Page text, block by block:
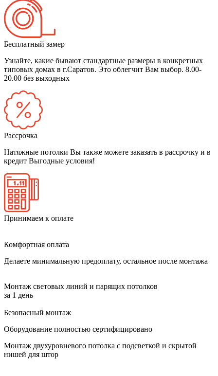
Бесплатный замер
Узнайте, какие бывают стандартные размеры в конкретных
типовых домах в г.Саратов. Это облегчит Вам выбор. 8.00-
20.00 без выходных
Рассрочка
Натяжные потолки Вы также можете заказать в рассрочку и в
кредит Выгодные условия!
Принимаем к оплате
Комфортная оплата
Делаете минимальную предоплату, остальное после монтажа
Монтаж световых линий и парящих потолков
за 1 день
Безопасный монтаж
Оборудование полностью сертифицировано
Монтаж двухуровневого потолка с подсветкой и скрытой
нишей для штор